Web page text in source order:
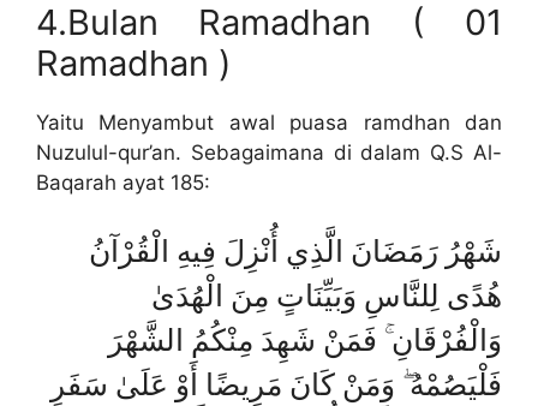
4.Bulan Ramadhan ( 01
Ramadhan )
Yaitu Menyambut awal puasa ramdhan dan
Nuzulul-qur’an. Sebagaimana di dalam Q.S Al-
Baqarah ayat 185:
شَهْرُ رَمَضَانَ الَّذِي أُنْزِلَ فِيهِ الْقُرْآنُ
هُدًى لِلنَّاسِ وَبَيِّنَاتٍ مِنَ الْهُدَىٰ
وَالْفُرْقَانِ ۚ فَمَنْ شَهِدَ مِنْكُمُ الشَّهْرَ
فَلْيَصُمْهُ ۖ وَمَنْ كَانَ مَرِيضًا أَوْ عَلَىٰ سَفَرٍ